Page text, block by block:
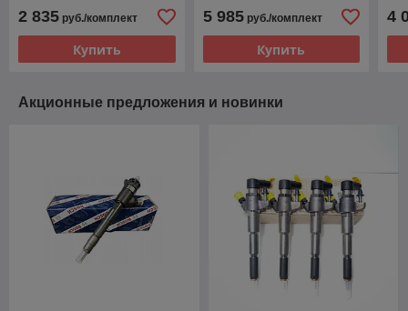
2 835 руб./комплект
Купить
5 985руб./комплект
Купить
4
Акционные предложения и новинки